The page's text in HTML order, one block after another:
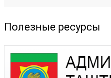
Полезные ресурсы